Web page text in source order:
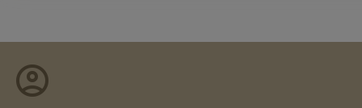
account_circle